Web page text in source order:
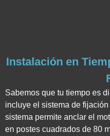
Instalación en
Sabemos que tu tiempo es
incluye el sistema de
sistema permite anclar el
en postes cuadrados de 80